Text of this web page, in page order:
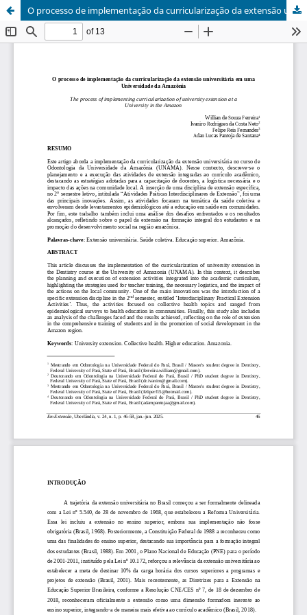
O processo de implementação da curricularização da extensão universitária em uma Universidade da Amazônia